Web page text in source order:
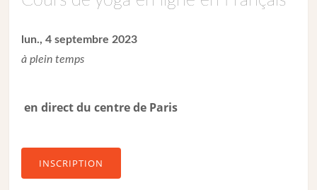
lun., 4 septembre 2023
à plein temps
en direct du centre de Paris
INSCRIPTION